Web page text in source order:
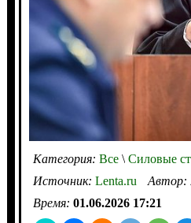
Категория: Все\Силовые
Источник: Lenta.ru Автор:
Время: 01.06.2026 17:21